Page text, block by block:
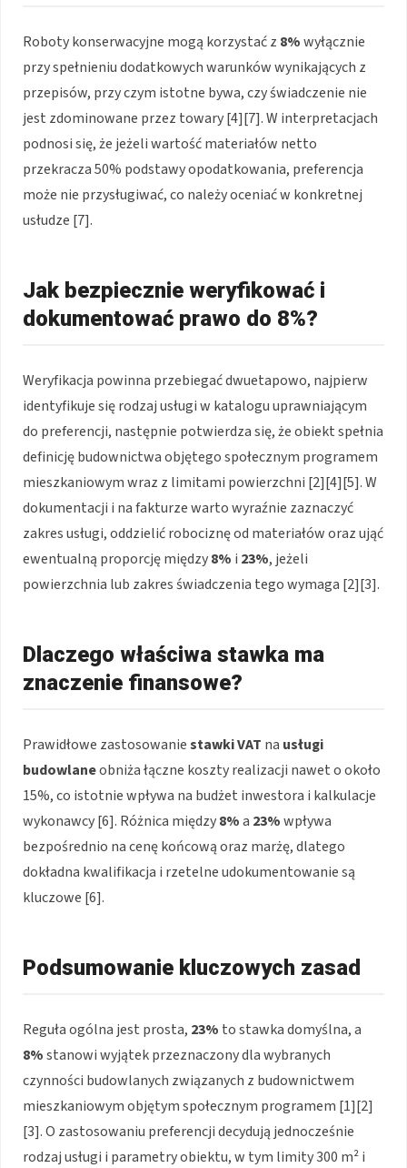
Roboty konserwacyjne mogą korzystać z 8%wyłącznie
przy spełnieniu dodatkowych warunków wynikających z
przepisów, przy czym istotne bywa, czy świadczenie nie
jest zdominowane przez towary [4][7]. W interpretacjach
podnosi się, że jeżeli wartość materiałów netto
przekracza 50% podstawy opodatkowania, preferencja
może nie przysługiwać, co należy oceniać w konkretnej
usłudze [7].
Jak bezpiecznie weryfikować i
dokumentować prawo do 8%?
Weryfikacja powinna przebiegać dwuetapowo, najpierw
identyfikuje się rodzaj usługi w katalogu uprawniającym
do preferencji, następnie potwierdza się, że obiekt spełnia
definicję budownictwa objętego społecznym programem
mieszkaniowym wraz z limitami powierzchni [2][4][5]. W
dokumentacji i na fakturze warto wyraźnie zaznaczyć
zakres usługi, oddzielić robociznę od materiałów oraz ująć
ewentualną proporcję między8% i 23%, jeżeli
powierzchnia lub zakres świadczenia tego wymaga [2][3].
Dlaczego właściwa stawka ma
znaczenie finansowe?
Prawidłowe zastosowaniestawki VAT na usługi
budowlaneobniża łączne koszty realizacji nawet o około
15%, co istotnie wpływa na budżet inwestora i kalkulacje
wykonawcy [6]. Różnica między8%a 23%wpływa
bezpośrednio na cenę końcową oraz marżę, dlatego
dokładna kwalifikacja i rzetelne udokumentowanie są
kluczowe [6].
Podsumowanie kluczowych zasad
Reguła ogólna jest prosta, 23% to stawka domyślna, a
8%stanowi wyjątek przeznaczony dla wybranych
czynności budowlanych związanych z budownictwem
mieszkaniowym objętym społecznym programem [1][2]
[3]. O zastosowaniu preferencji decydują jednocześnie
rodzaj usługi i parametry obiektu, w tym limity 300 m² i